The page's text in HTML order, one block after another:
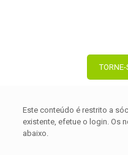
Este conteúdo é restrito a
existente, efetue o login. Os
abaixo.